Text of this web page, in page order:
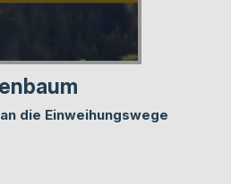
die Einweihungswege